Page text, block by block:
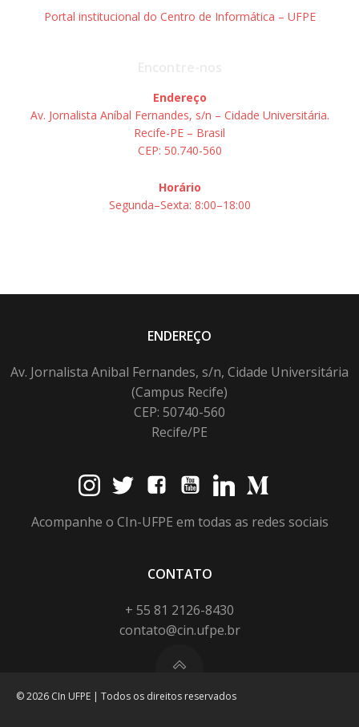
Portal institucional do Centro de Informática – UFPE
Endereço
Av. Jornalista Aníbal Fernandes, s/n – Cidade Universitária.
Recife-PE – Brasil
CEP: 50.740-560
Horário
Segunda–Sexta: 8:00–18:00
ENDEREÇO
Av. Jornalista Anibal Fernandes, s/n, Cidade Universitária
(Campus Recife)
CEP: 50740-560
Recife/PE
Acompanhe o CIn-UFPE em todas as redes sociais
CONTATO
+ 55 81 2126-8430
contato@cin.ufpe.br
© 2026 CIn UFPE | Todos os direitos reservados